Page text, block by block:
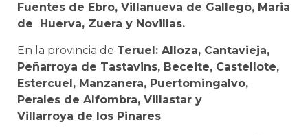
Fuentes de Ebro, Villanueva de Gallego, Maria
de Huerva, Zuera y Novillas.
En la provincia de Teruel: Alloza, Cantavieja,
Peñarroya de Tastavins, Beceite, Castellote,
Estercuel, Manzanera, Puertomingalvo,
Perales de Alfombra, Villastar y
Villarroya de los Pinares